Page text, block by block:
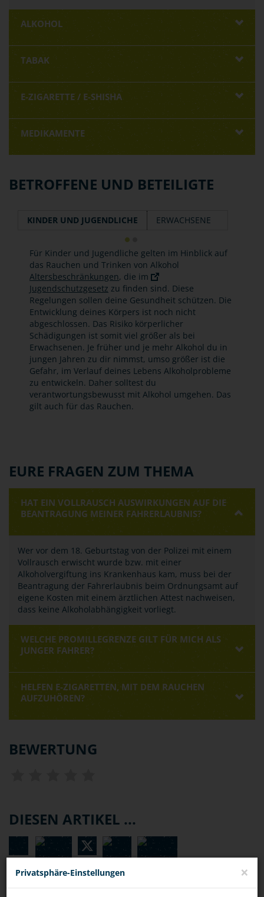
ALKOHOL
TABAK
E-ZIGARETTE / E-SHISHA
MEDIKAMENTE
BETROFFENE UND BETEILIGTE
KINDER UND JUGENDLICHE ERWACHSENE
Für Kinder und Jugendliche gelten im Hinblick auf
das Rauchen und Trinken von Alkohol
Altersbeschränkungen, die im
Jugendschutzgesetz zu finden sind. Diese
Regelungen sollen deine Gesundheit schützen. Die
Entwicklung deines Körpers ist noch nicht
abgeschlossen. Das Risiko körperlicher
Schädigungen ist somit viel größer als bei
Erwachsenen. Je früher und je mehr Alkohol du in
jungen Jahren zu dir nimmst, umso größer ist die
Gefahr, im Verlauf deines Lebens Alkoholprobleme
zu entwickeln. Daher solltest du
verantwortungsbewusst mit Alkohol umgehen. Das
gilt auch für das Rauchen.
EURE FRAGEN ZUM THEMA
HAT EIN VOLLRAUSCH AUSWIRKUNGEN AUF DIE
BEANTRAGUNG MEINER FAHRERLAUBNIS?
Wer vor dem 18. Geburtstag von der Polizei mit einem
Vollrausch erwischt wurde bzw. mit einer
Alkoholvergiftung ins Krankenhaus kam, muss bei der
Beantragung der Fahrerlaubnis beim Ordnungsamt auf
eigene Kosten mit einem ärztlichen Attest nachweisen,
dass keine Alkoholabhängigkeit vorliegt.
WELCHE PROMILLEGRENZE GILT FÜR MICH ALS
JUNGER FAHRER?
HELFEN E-ZIGARETTEN, MIT DEM RAUCHEN
AUFZUHÖREN?
BEWERTUNG
DIESEN ARTIKEL ...
Privatsphäre-Einstellungen ×